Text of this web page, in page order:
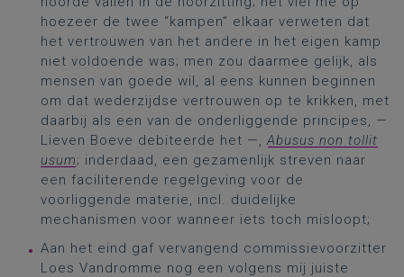
hoezeer de twee “kampen” elkaar verweten dat
het vertrouwen van het andere in het eigen kamp
niet voldoende was; men zou daarmee gelijk, als
mensen van goede wil, al eens kunnen beginnen
om dat wederzijdse vertrouwen op te krikken, met
daarbij als een van de onderliggende principes, —
Lieven Boeve debiteerde het —,Abusus non tollit
usum; inderdaad, een gezamenlijk streven naar
een faciliterende regelgeving voor de
voorliggende materie, incl. duidelijke
mechanismen voor wanneer iets toch misloopt;
Aan het eind gaf vervangend commissievoorzitter
Loes Vandromme nog een volgens mij juiste